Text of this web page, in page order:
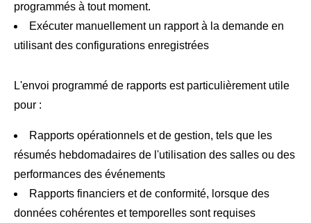
programmés à tout moment.
Exécuter manuellement un rapport à la demande en
utilisant des configurations enregistrées
L'envoi programmé de rapports est particulièrement utile
pour :
Rapports opérationnels et de gestion, tels que les
résumés hebdomadaires de l'utilisation des salles ou des
performances des événements
Rapports financiers et de conformité, lorsque des
données cohérentes et temporelles sont requises